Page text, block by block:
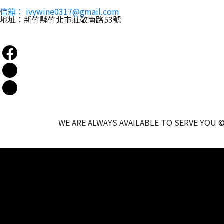
信箱： ivywine0317@gmail.com
地址：新竹縣竹北市莊敬南路53號
WE ARE ALWAYS AVAILABLE TO SERVE YOU ©